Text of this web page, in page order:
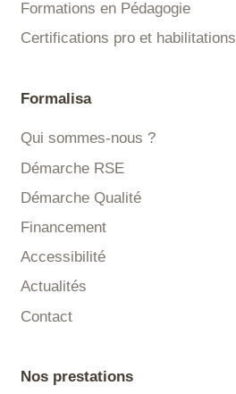
Formations en Pédagogie
Certifications pro et habilitations
Formalisa
Qui sommes-nous ?
Démarche RSE
Démarche Qualité
Financement
Accessibilité
Actualités
Contact
Nos prestations